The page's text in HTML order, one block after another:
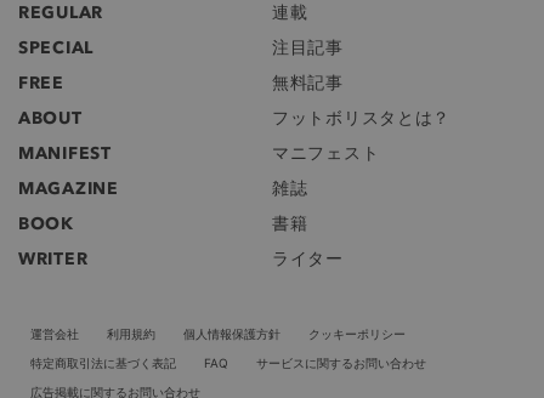
REGULAR
連載
SPECIAL
注目記事
FREE
無料記事
ABOUT
フットボリスタとは？
MANIFEST
マニフェスト
MAGAZINE
雑誌
BOOK
書籍
WRITER
ライター
運営会社 利用規約 個人情報保護方針
クッキーポリシー
特定商取引法に基づく表記
FAQ
サービスに関するお問い合わせ
広告掲載に関するお問い合わせ